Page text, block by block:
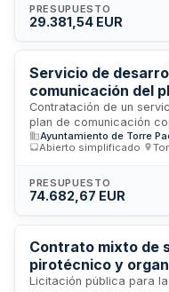
Concejalía de Festejos
durante los meses de
145/1996 para plazas
locales de pública
PRESUPUESTO
29.381,54 EUR
Servicio de
comunicación del
Conectados desde
de Torre Pacheco
Contratación de un
plan de comunicación
integrado denominado
Ayuntamiento de Torre
Europeo de Desarrollo
Operativo Plurirregional
abierto simplificado con
Ayuntamiento de Torre
Abierto simplificado
PRESUPUESTO
74.682,67 EUR
Contrato mixto de
pirotécnico y
musical con
Licitación pública para